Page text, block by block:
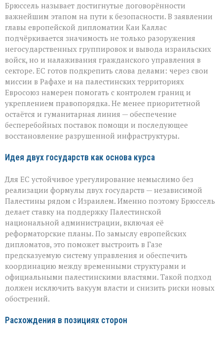
Брюссель называет достигнутые договорённости
важнейшим этапом на пути к безопасности. В заявлении
главы европейской дипломатии Каи Каллас
подчёркивается значимость не только разоружения
негосударственных группировок и вывода израильских
войск, но и налаживания гражданского управления в
секторе. ЕС готов подкрепить слова делами: через свои
миссии в Рафахе и на палестинских территориях
Евросоюз намерен помогать с контролем границ и
укреплением правопорядка. Не менее приоритетной
остаётся и гуманитарная линия — обеспечение
бесперебойных поставок помощи и последующее
восстановление разрушенной инфраструктуры.
Идея двух государств как основа курса
Для ЕС устойчивое урегулирование немыслимо без
реализации формулы двух государств — независимой
Палестины рядом с Израилем. Именно поэтому Брюссель
делает ставку на поддержку Палестинской
национальной администрации, включая её
реформаторские планы. По замыслу европейских
дипломатов, это поможет выстроить в Газе
предсказуемую систему управления и обеспечить
координацию между временными структурами и
официальными палестинскими властями. Такой подход
должен исключить вакуум власти и снизить риски новых
обострений.
Расхождения в позициях сторон